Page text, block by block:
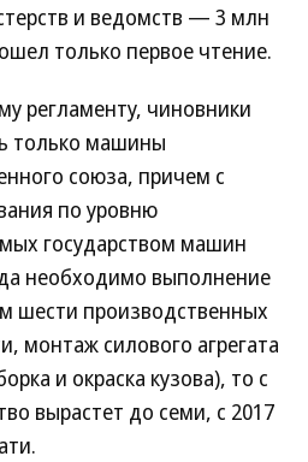
и ведомств — 3 млн
только первое чтение.
регламенту, чиновники
только машины
союза, причем с
по уровню
государством машин
необходимо выполнение
шести производственных
монтаж силового агрегата
и окраска кузова), то с
вырастет до семи, с 2017